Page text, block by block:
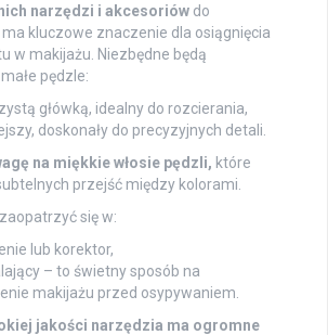
narzędzi i akcesoriów do
kluczowe znaczenie dla osiągnięcia
w makijażu. Niezbędne będą
pędzle:
główką, idealny do rozcierania,
doskonały do precyzyjnych detali.
na miękkie włosie pędzli, które
przejść między kolorami.
się w:
lub korektor,
– to świetny sposób na
makijażu przed osypywaniem.
jakości narzędzia ma ogromne